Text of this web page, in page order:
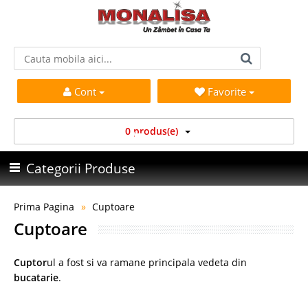
Cont Favorite
0 produs(e)
Categorii Produse
Prima Pagina Cuptoare
Cuptoare
Cuptorul a fost si va ramane principala vedeta din
bucatarie.